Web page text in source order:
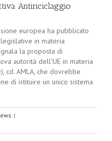
Antiriciclaggio
europea ha pubblicato
in materia
la proposta di
autorità dell'UE in materia
cd. AMLA, che dovrebbe
di istituire un unico sistema
|